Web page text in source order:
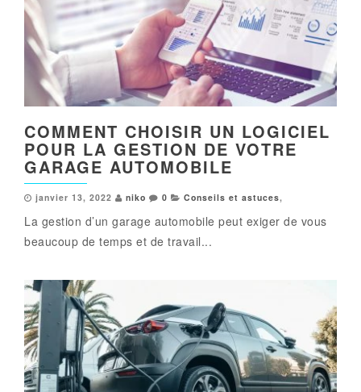
COMMENT CHOISIR UN LOGICIEL
POUR LA GESTION DE VOTRE
GARAGE AUTOMOBILE
janvier 13, 2022 niko 0 Conseils et astuces,
La gestion d’un garage automobile peut exiger de vous
beaucoup de temps et de travail...